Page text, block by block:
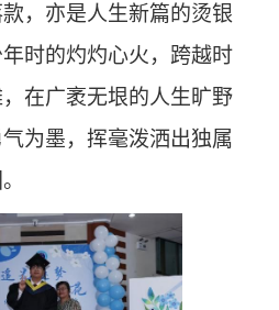
，亦是人生新篇的烫银
时的灼灼心火，跨越时
在广袤无垠的人生旷野
为墨，挥毫泼洒出独属